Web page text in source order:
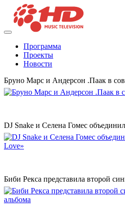
Программа
Проекты
Новости
Бруно Марс и Андерсон .Паак в
DJ Snake и Селена Гомес
Биби Рекса представила второй